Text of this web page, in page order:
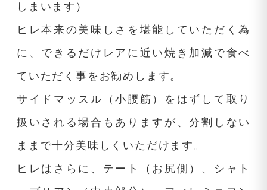
しまいます）
ヒレ本来の美味しさを堪能していただく為
に、できるだけレアに近い焼き加減で食べ
ていただく事をお勧めします。
サイドマッスル（小腰筋）をはずして取り
扱いされる場合もありますが、分割しない
ままで十分美味しくいただけます。
ヒレはさらに、テート（お尻側）、シャト